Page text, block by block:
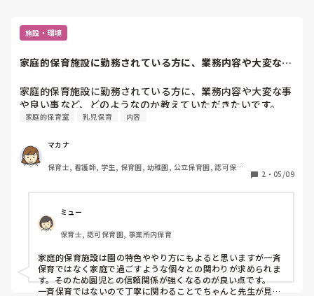
施設・環境
家庭的保育施設に勤務されている方に、業務内容や大変な事
家庭的保育施設に勤務されている方に、業務内容や大変な事
や良い事など、どのようなのか教えていただきたいです。
家庭的保育室 乳児保育 内容
マカナ
保育士, 看護師, 学生, 保育園, 幼稚園, 公立保育園, 認可保育
小規模認可保育園
2 ・ 05/09
ミュー
保育士, 認可保育園, 事業所内保育
家庭的保育施設は園の特色ややり方にもよると思いますが一斉
保育ではなく家庭で過ごすような個々との関わりが求められま
す。そのため園児との信頼関係が強くなるのが良い点です。
一斉保育ではないので丁寧に関わることでちゃんと先生が見て